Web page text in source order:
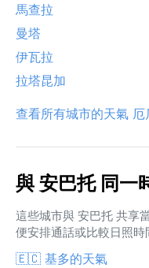
馬查拉
曼塔
伊瓦拉
拉塔昆加
查看所有城市的天氣 厄
與 安巴托 同一
這些城市與 安巴托 共
便安排通話或比較日照時
🇪🇨 基多的天氣